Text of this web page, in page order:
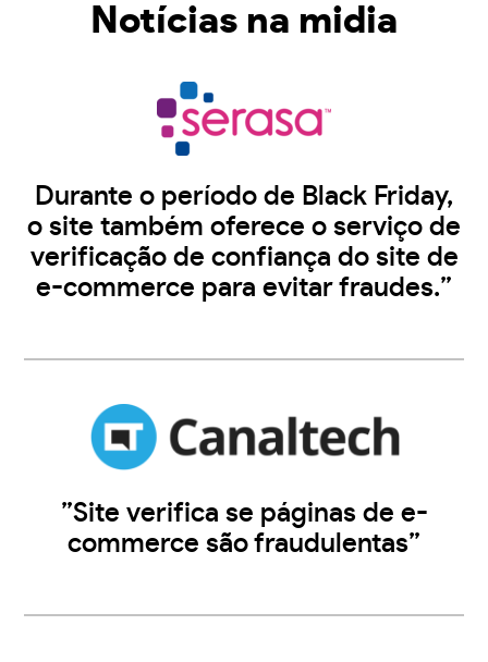
Notícias na midia
Durante o período de Black Friday,
o site também oferece o serviço de
verificação de confiança do site de
e-commerce para evitar fraudes.”
”Site verifica se páginas de e-
commerce são fraudulentas”